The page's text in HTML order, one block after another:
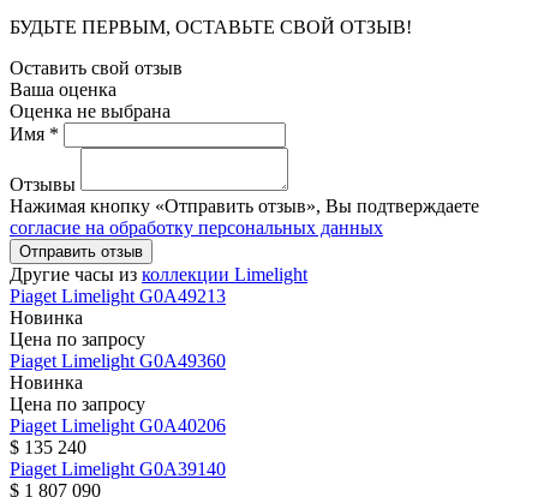
БУДЬТЕ ПЕРВЫМ, ОСТАВЬТЕ СВОЙ ОТЗЫВ!
Оставить свой отзыв
Ваша оценка
Оценка не выбрана
Имя *
Отзывы
Нажимая кнопку «Отправить отзыв», Вы подтверждаете
согласие на обработку персональных данных
Отправить отзыв
Другие часы из коллекции Limelight
Piaget Limelight G0A49213
Новинка
Цена по запросу
Piaget Limelight G0A49360
Новинка
Цена по запросу
Piaget Limelight G0A40206
$ 135 240
Piaget Limelight G0A39140
$ 1 807 090